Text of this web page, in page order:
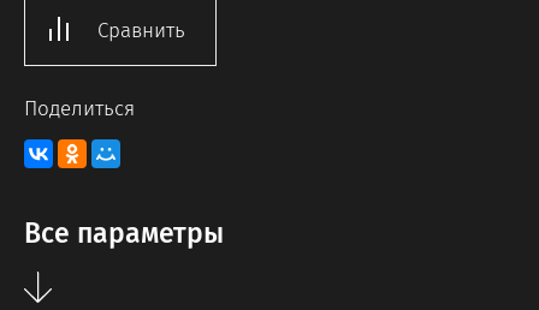
Сравнить
Поделиться
Все параметры